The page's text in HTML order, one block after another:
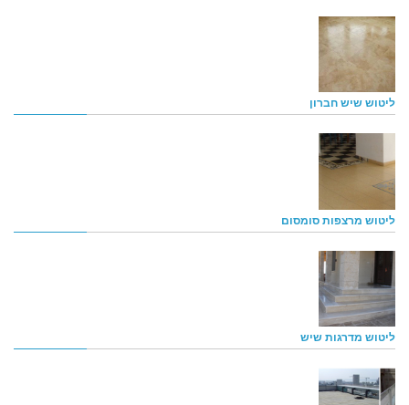
ליטוש שיש חברון
ליטוש מרצפות סומסום
ליטוש מדרגות שיש